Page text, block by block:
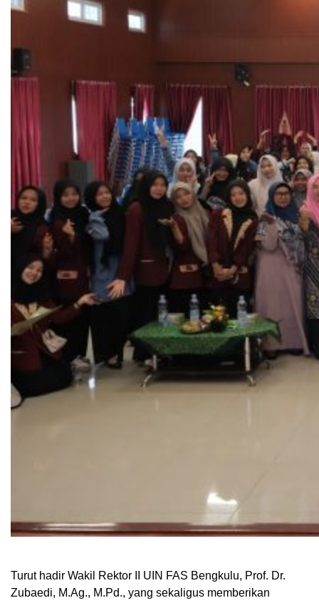
Turut hadir Wakil Rektor II UIN FAS Bengkulu, Prof. Dr.
Zubaedi, M.Ag., M.Pd., yang sekaligus memberikan